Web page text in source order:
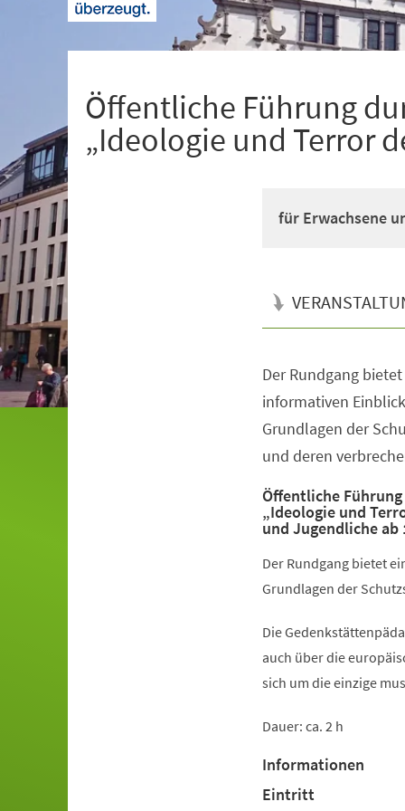
Öffentliche Führung
„Ideologie und Terror
für Erwachsene
Der Rundgang
informativen
Grundlagen der
und deren
Öffentliche
„Ideologie und
und Jugendliche ab
Der Rundgang bietet
Grundlagen der
Die
auch über die
sich um die einzige
Dauer: ca. 2 h
Informationen
Eintritt